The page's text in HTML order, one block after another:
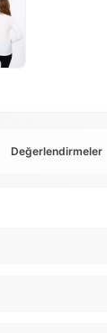
Değerlendirmeler